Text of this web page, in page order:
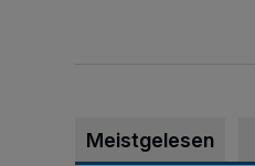
Meistgelesen